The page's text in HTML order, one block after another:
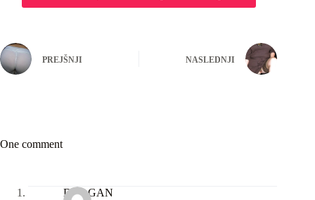
PREJŠNJI NASLEDNJI
One comment
DRAGAN